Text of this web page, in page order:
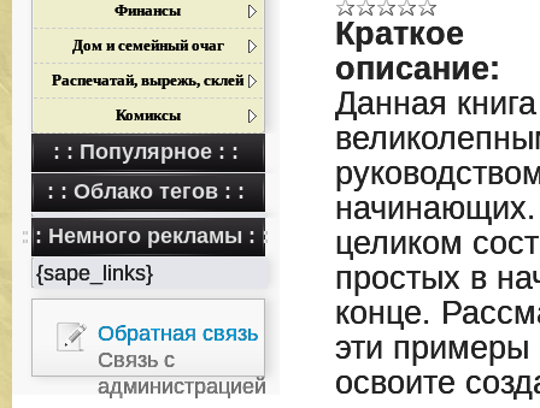
Финансы
Дом и семейный очаг
Распечатай, вырежь, склей
Комиксы
: : Популярное : :
: : Облако тегов : :
: : Немного рекламы : :
{sape_links}
Обратная связь
Связь с
администрацией
Краткое
описание:
Данная
начинающих.
целиком
простых в
конце.
эти
освоите